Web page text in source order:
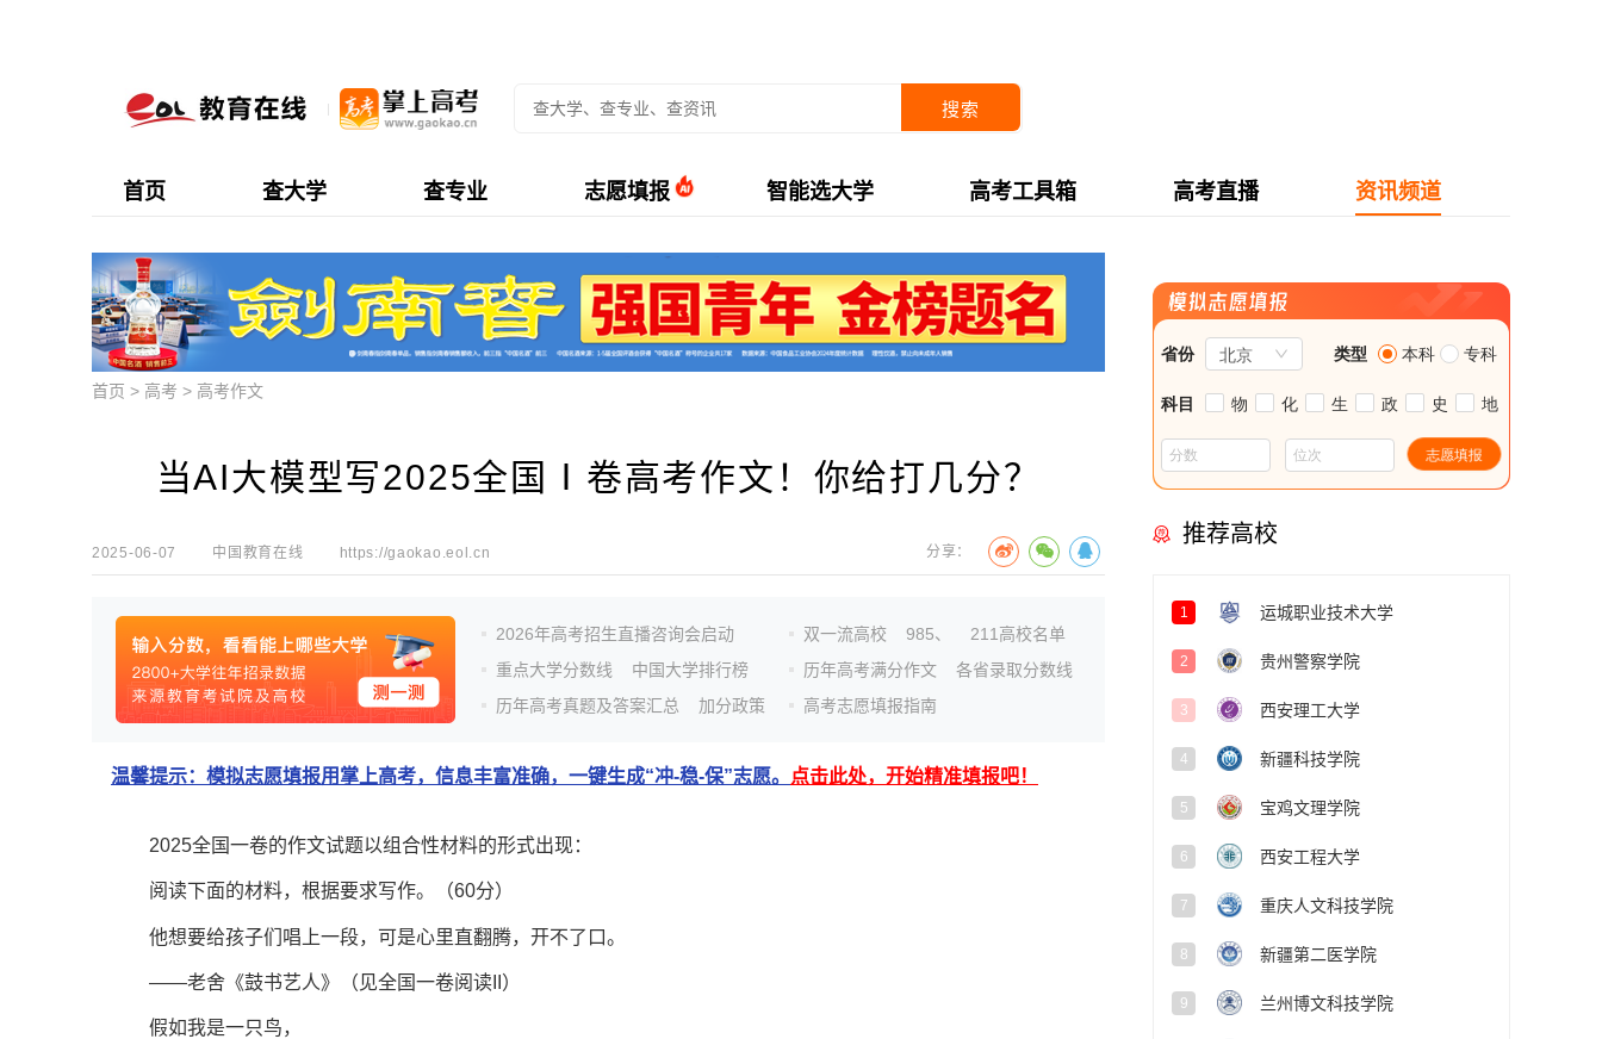
搜索
首页 查大学 查专业 志愿填报 智能选大学 高考工具箱 高考直播 资讯频道
首页 > 高考 > 高考作文
当AI大模型写2025全国Ⅰ卷高考作文！你给打几分？
2025-06-07 中国教育在线 https://gaokao.eol.cn 分享：
2026年高考招生直播咨询会启动
重点大学分数线
中国大学排行榜
历年高考真题及答案汇总
加分政策
双一流高校 985、
211高校名单
历年高考满分作文
各省录取分数线
高考志愿填报指南
温馨提示：模拟志愿填报用掌上高考，信息丰富准确，一键生成“冲-稳-保”志愿。 点击此处，开始精准填报吧！
2025全国一卷的作文试题以组合性材料的形式出现：
阅读下面的材料，根据要求写作。（60分）
他想要给孩子们唱上一段，可是心里直翻腾，开不了口。
——老舍《鼓书艺人》（见全国一卷阅读II）
假如我是一只鸟，
推荐高校
1 运城职业技术大学
2 贵州警察学院
3 西安理工大学
4 新疆科技学院
5 宝鸡文理学院
6 西安工程大学
7 重庆人文科技学院
8 新疆第二医学院
9 兰州博文科技学院